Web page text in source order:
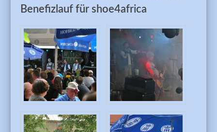
Benefizlauf für shoe4africa